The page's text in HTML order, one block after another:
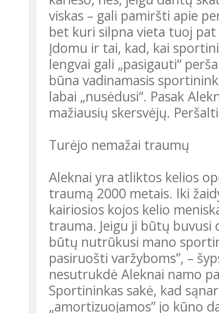
viskas – gali pamiršti apie
bet kuri silpna vieta tuoj pat
Įdomu ir tai, kad, kai
lengvai gali „pasigauti“
būna vadinamasis
labai „nusėdusi“. Pasak
mažiausių skersvėjų.
Turėjo nemažai traumų
Aleknai yra atliktos kelios
traumą 2000 metais. Iki
kairiosios kojos kelio
trauma. Jeigu ji būtų buvusi
būtų nutrūkusi mano
pasiruošti varžyboms”, –
nesutrukdė Aleknai namo
Sportininkas sakė, kad
„amortizuojamos” jo kūno